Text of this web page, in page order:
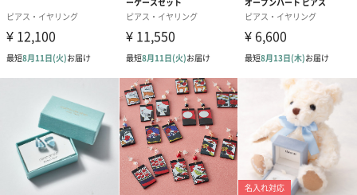
商品オプション情報
メッセージカード